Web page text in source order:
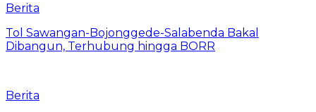
Berita
Tol Sawangan-Bojonggede-Salabenda Bakal
Dibangun, Terhubung hingga BORR
Berita